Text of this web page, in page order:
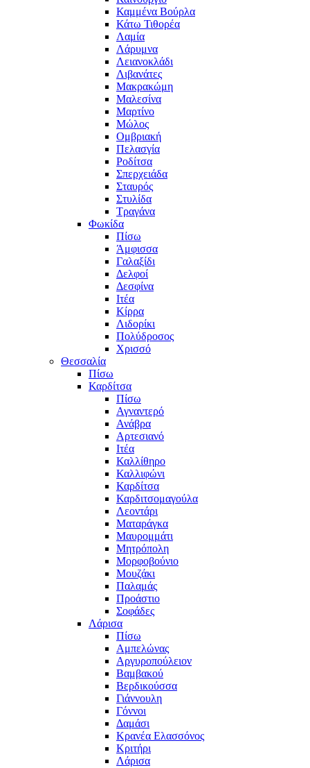
Καμμένα Βούρλα
Κάτω Τιθορέα
Λαμία
Λάρυμνα
Λειανοκλάδι
Λιβανάτες
Μακρακώμη
Μαλεσίνα
Μαρτίνο
Μώλος
Ομβριακή
Πελασγία
Ροδίτσα
Σπερχειάδα
Σταυρός
Στυλίδα
Τραγάνα
Φωκίδα
Πίσω
Άμφισσα
Γαλαξίδι
Δελφοί
Δεσφίνα
Ιτέα
Κίρρα
Λιδορίκι
Πολύδροσος
Χρισσό
Θεσσαλία
Πίσω
Καρδίτσα
Πίσω
Αγναντερό
Ανάβρα
Αρτεσιανό
Ιτέα
Καλλίθηρο
Καλλιφώνι
Καρδίτσα
Καρδιτσομαγούλα
Λεοντάρι
Ματαράγκα
Μαυρομμάτι
Μητρόπολη
Μορφοβούνιο
Μουζάκι
Παλαμάς
Προάστιο
Σοφάδες
Λάρισα
Πίσω
Αμπελώνας
Αργυροπούλειον
Βαμβακού
Βερδικούσσα
Γιάννουλη
Γόννοι
Δαμάσι
Κρανέα Ελασσόνος
Κριτήρι
Λάρισα